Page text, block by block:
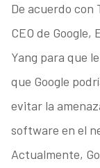
De acuerdo con
CEO de
Yang para que
que Google
evitar la
software en el
Actualmente,